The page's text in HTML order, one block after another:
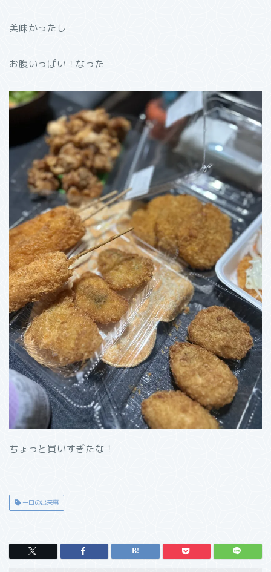
美味かったし
お腹いっぱい！なった
ちょっと買いすぎたな！
一日の出来事